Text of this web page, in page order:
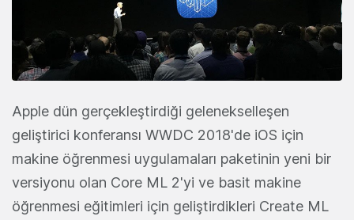
Apple dün gerçekleştirdiği gelenekselleşen
geliştirici konferansı WWDC 2018'de iOS için
makine öğrenmesi uygulamaları paketinin yeni bir
versiyonu olan Core ML 2'yi ve basit makine
öğrenmesi eğitimleri için geliştirdikleri Create ML